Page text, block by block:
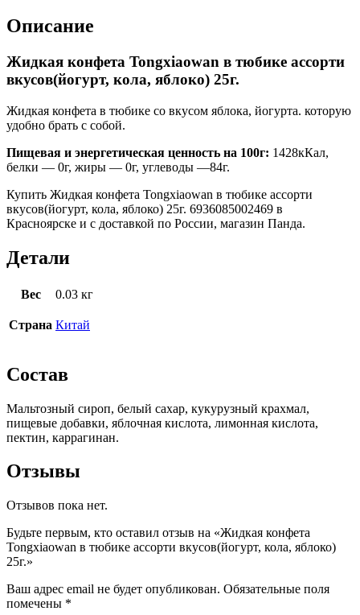
Описание
Жидкая конфета Tongxiaowan в тюбике ассорти
вкусов(йогурт, кола, яблоко) 25г.
Жидкая конфета в тюбике со вкусом яблока, йогурта. которую
удобно брать с собой.
Пищевая и энергетическая ценность на 100г: 1428кКал,
белки — 0г, жиры — 0г, углеводы —84г.
Купить Жидкая конфета Tongxiaowan в тюбике ассорти
вкусов(йогурт, кола, яблоко) 25г. 6936085002469 в
Красноярске и с доставкой по России, магазин Панда.
Детали
Вес 0.03 кг
Страна Китай
Состав
Мальтозный сироп, белый сахар, кукурузный крахмал,
пищевые добавки, яблочная кислота, лимонная кислота,
пектин, каррагинан.
Отзывы
Отзывов пока нет.
Будьте первым, кто оставил отзыв на «Жидкая конфета
Tongxiaowan в тюбике ассорти вкусов(йогурт, кола, яблоко)
25г.»
Ваш адрес email не будет опубликован. Обязательные поля
помечены *